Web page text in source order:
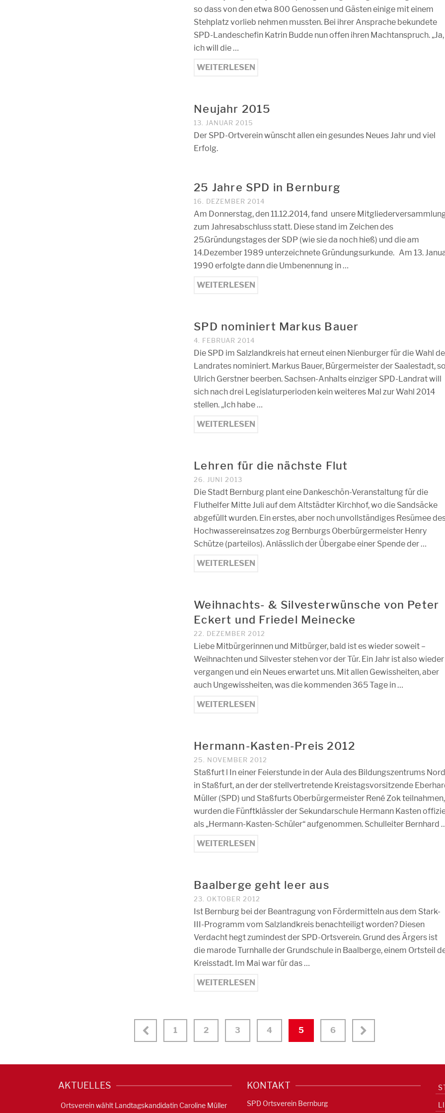
so dass von den etwa 800 Genossen und Gästen einige mit einem
Stehplatz vorlieb nehmen mussten. Bei ihrer Ansprache bekundete
SPD-Landeschefin Katrin Budde nun offen ihren Machtanspruch. „Ja,
ich will die …
WEITERLESEN
Neujahr 2015
13. JANUAR 2015
Der SPD-Ortverein wünscht allen ein gesundes Neues Jahr und viel
Erfolg.
25 Jahre SPD in Bernburg
16. DEZEMBER 2014
Am Donnerstag, den 11.12.2014, fand unsere
zum Jahresabschluss statt. Diese stand im Zeichen des
25.Gründungstages der SDP (wie sie da noch hieß) und die am
14.Dezember 1989 unterzeichnete Gründungsurkunde. Am 13.
1990 erfolgte dann die Umbenennung in …
WEITERLESEN
SPD nominiert Markus Bauer
4. FEBRUAR 2014
Die SPD im Salzlandkreis hat erneut einen Nienburger für die Wahl
Landrates nominiert. Markus Bauer, Bürgermeister der Saalestadt,
Ulrich Gerstner beerben. Sachsen-Anhalts einziger SPD-Landrat will
sich nach drei Legislaturperioden kein weiteres Mal zur Wahl 2014
stellen. „Ich habe …
WEITERLESEN
Lehren für die nächste Flut
26. JUNI 2013
Die Stadt Bernburg plant eine Dankeschön-Veranstaltung für die
Fluthelfer Mitte Juli auf dem Altstädter Kirchhof, wo die Sandsäcke
abgefüllt wurden. Ein erstes, aber noch unvollständiges Resümee
Hochwassereinsatzes zog Bernburgs Oberbürgermeister Henry
Schütze (parteilos). Anlässlich der Übergabe einer Spende der …
WEITERLESEN
Weihnachts- & Silvesterwünsche von Peter
Eckert und Friedel Meinecke
22. DEZEMBER 2012
Liebe Mitbürgerinnen und Mitbürger, bald ist es wieder soweit –
Weihnachten und Silvester stehen vor der Tür. Ein Jahr ist also wieder
vergangen und ein Neues erwartet uns. Mit allen Gewissheiten, aber
auch Ungewissheiten, was die kommenden 365 Tage in …
WEITERLESEN
Hermann-Kasten-Preis 2012
25. NOVEMBER 2012
Staßfurt l In einer Feierstunde in der Aula des Bildungszentrums Nord
in Staßfurt, an der der stellvertretende Kreistagsvorsitzende
Müller (SPD) und Staßfurts Oberbürgermeister René Zok teilnahmen,
wurden die Fünftklässler der Sekundarschule Hermann Kasten
als „Hermann-Kasten-Schüler“ aufgenommen. Schulleiter Bernhard
WEITERLESEN
Baalberge geht leer aus
23. OKTOBER 2012
Ist Bernburg bei der Beantragung von Fördermitteln aus dem Stark-
III-Programm vom Salzlandkreis benachteiligt worden? Diesen
Verdacht hegt zumindest der SPD-Ortsverein. Grund des Ärgers ist
die marode Turnhalle der Grundschule in Baalberge, einem Ortsteil
Kreisstadt. Im Mai war für das …
WEITERLESEN
1 2 3 4 5 6
AKTUELLES
Ortsverein wählt Landtagskandidatin Caroline Müller
KONTAKT
SPD Ortsverein Bernburg